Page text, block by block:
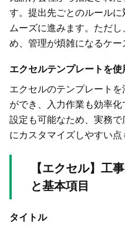
す。提出先ごとのルール
ムーズに進みます。ただ
め、管理が煩雑になるケー
エクセルテンプレートを使
エクセルのテンプレート
ができ、入力作業も効率
設定も可能なため、実務
にカスタマイズしやすい点
【エクセル】工
と基本項目
タイトル